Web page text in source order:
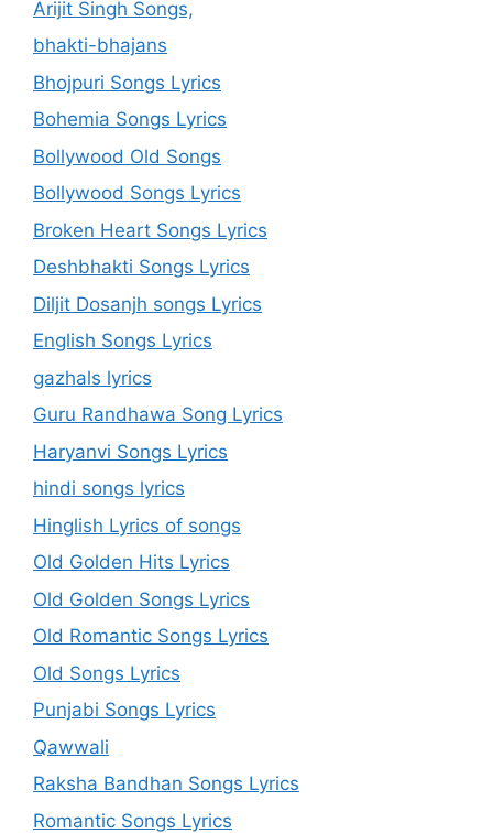
Arijit Singh Songs,
bhakti-bhajans
Bhojpuri Songs Lyrics
Bohemia Songs Lyrics
Bollywood Old Songs
Bollywood Songs Lyrics
Broken Heart Songs Lyrics
Deshbhakti Songs Lyrics
Diljit Dosanjh songs Lyrics
English Songs Lyrics
gazhals lyrics
Guru Randhawa Song Lyrics
Haryanvi Songs Lyrics
hindi songs lyrics
Hinglish Lyrics of songs
Old Golden Hits Lyrics
Old Golden Songs Lyrics
Old Romantic Songs Lyrics
Old Songs Lyrics
Punjabi Songs Lyrics
Qawwali
Raksha Bandhan Songs Lyrics
Romantic Songs Lyrics